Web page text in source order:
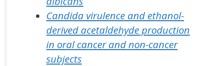
Candida virulence and ethanol-
derived acetaldehyde production
in oral cancer and non-cancer
subjects